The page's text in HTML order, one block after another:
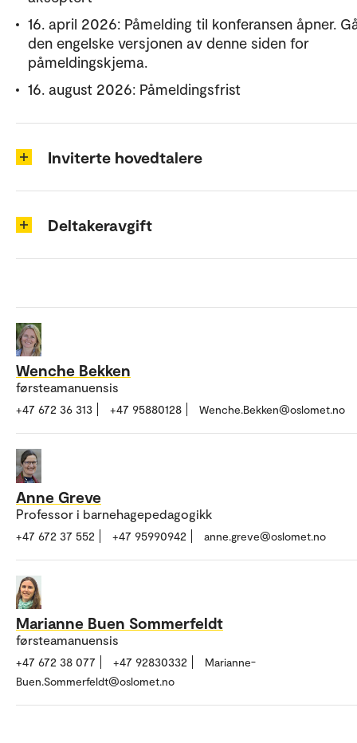
16. april 2026: Påmelding til konferansen åpner.
den engelske versjonen av denne siden for
påmeldingskjema.
16. august 2026: Påmeldingsfrist
Inviterte hovedtalere
Deltakeravgift
Wenche Bekken
førsteamanuensis
+47 672 36 313 +47 95880128 Wenche.Bekken@oslomet.no
Anne Greve
Professor i barnehagepedagogikk
+47 672 37 552 +47 95990942 anne.greve@oslomet.no
Marianne Buen Sommerfeldt
førsteamanuensis
+47 672 38 077 +47 92830332
Marianne-
Buen.Sommerfeldt@oslomet.no